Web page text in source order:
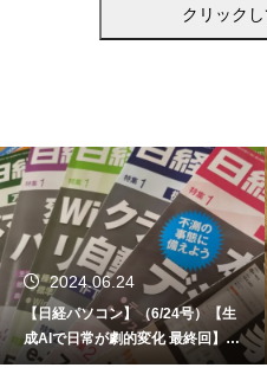
2024.06.24
【日経パソコン】（6/24号）【生
成AIで日常が劇的変化 最終回】 A
I時代のアプリケーション／サービ